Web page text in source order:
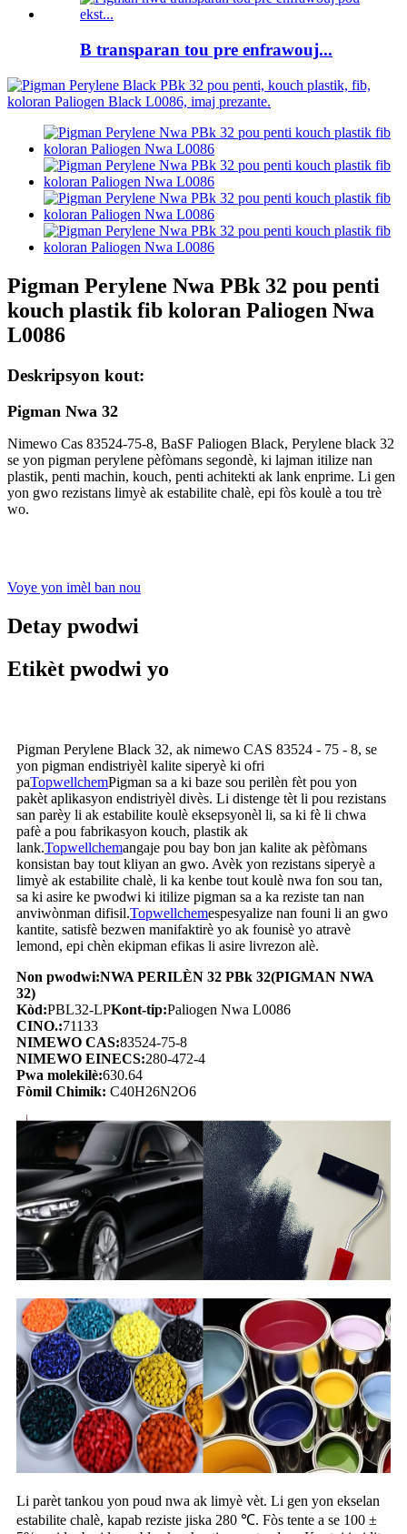
B transparan tou pre enfrawouj...
Pigman Perylene Nwa PBk 32 pou penti
kouch plastik fib koloran Paliogen Nwa
L0086
Deskripsyon kout:
Pigman Nwa 32
Nimewo Cas 83524-75-8, BaSF Paliogen Black, Perylene black 32
se yon pigman perylene pèfòmans segondè, ki lajman itilize nan
plastik, penti machin, kouch, penti achitekti ak lank enprime. Li gen
yon gwo rezistans limyè ak estabilite chalè, epi fòs koulè a tou trè
wo.
Voye yon imèl ban nou
Detay pwodwi
Etikèt pwodwi yo
Pigman Perylene Black 32, ak nimewo CAS 83524 - 75 - 8, se
yon pigman endistriyèl kalite siperyè ki ofri
paTopwellchemPigman sa a ki baze sou perilèn fèt pou yon
pakèt aplikasyon endistriyèl divès. Li distenge tèt li pou rezistans
san parèy li ak estabilite koulè eksepsyonèl li, sa ki fè li chwa
pafè a pou fabrikasyon kouch, plastik ak
lank.Topwellchemangaje pou bay bon jan kalite ak pèfòmans
konsistan bay tout kliyan an gwo. Avèk yon rezistans siperyè a
limyè ak estabilite chalè, li ka kenbe tout koulè nwa fon sou tan,
sa ki asire ke pwodwi ki itilize pigman sa a ka reziste tan nan
anviwònman difisil.Topwellchemespesyalize nan founi li an gwo
kantite, satisfè bezwen manifaktirè yo ak founisè yo atravè
lemond, epi chèn ekipman efikas li asire livrezon alè.
Non pwodwi:NWA PERILÈN 32 PBk 32(PIGMAN NWA
32)
Kòd:PBL32-LPKont-tip:Paliogen Nwa L0086
CINO.:71133
NIMEWO CAS:83524-75-8
NIMEWO EINECS:280-472-4
Pwa molekilè:630.64
Fòmil Chimik: C40H26N2O6
Li parèt tankou yon poud nwa ak limyè vèt. Li gen yon ekselan
estabilite chalè, kapab reziste jiska 280 ℃. Fòs tente a se 100 ±